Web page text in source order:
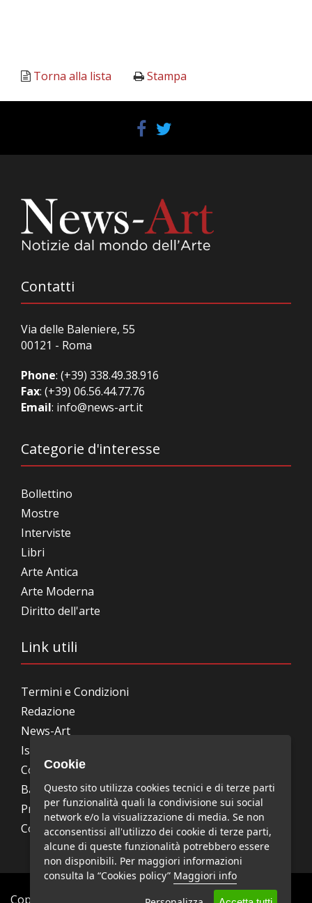
Torna alla lista Stampa
Contatti
Via delle Baleniere, 55
00121 - Roma
Phone: (+39) 338.49.38.916
Fax: (+39) 06.56.44.77.76
Email: info@news-art.it
Categorie d'interesse
Bollettino
Mostre
Interviste
Libri
Arte Antica
Arte Moderna
Diritto dell'arte
Link utili
Termini e Condizioni
Redazione
News-Art
Iscrizione alla newsletter
Collabora con noi
Bandi, concorsi, premi
Privacy Policy
Cookie Policy
Copyright © News-Art - Tutti i diritti riservati.
Cookie
Questo sito utilizza cookies tecnici e di terze parti
per funzionalità quali la condivisione sui social
network e/o la visualizzazione di media. Se non
acconsentissi all'utilizzo dei cookie di terze parti,
alcune di queste funzionalità potrebbero essere
non disponibili. Per maggiori informazioni
consulta la “Cookies policy” Maggiori info